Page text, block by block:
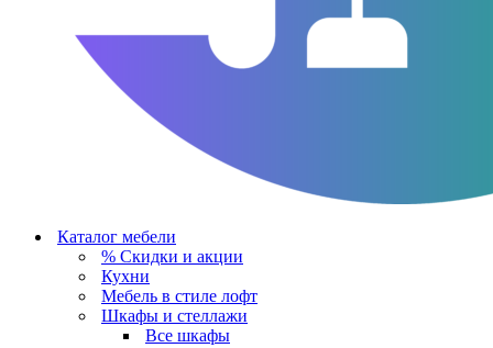
Каталог мебели
% Скидки и акции
Кухни
Мебель в стиле лофт
Шкафы и стеллажи
Все шкафы